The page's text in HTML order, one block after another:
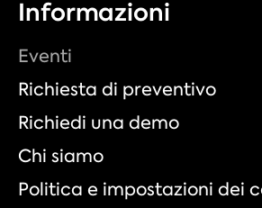
Informazioni
Eventi
Richiesta di preventivo
Richiedi una demo
Chi siamo
Politica e impostazioni dei